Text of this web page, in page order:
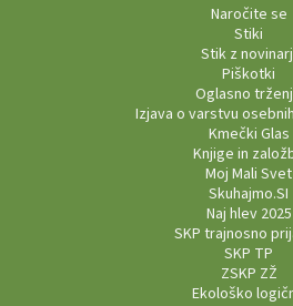
Naročite se
Stiki
Stik z
Piškotki
Oglasno
Izjava o varstvu
Kmečki Glas
Knjige in
Moj Mali Svet
Skuhajmo.SI
Naj hlev 2025
SKP trajnosno
SKP TP
ZSKP ZŽ
Ekološko